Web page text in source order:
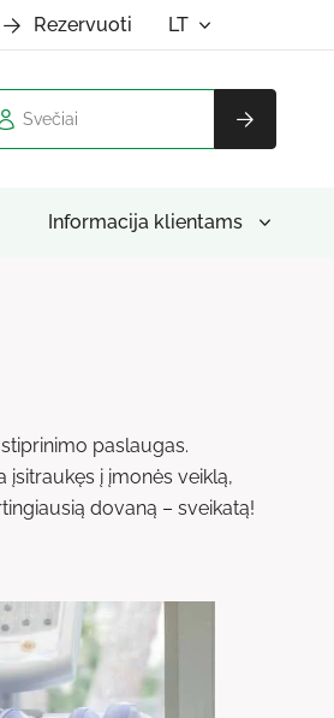
Rezervuoti LT
Svečiai
Informacija klientams
paslaugas.
į įmonės veiklą,
dovaną – sveikatą!